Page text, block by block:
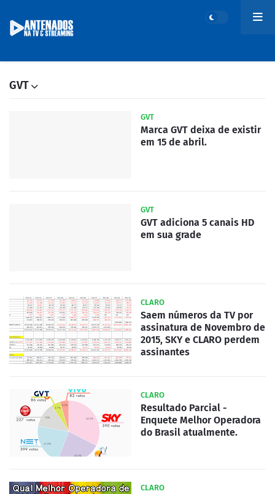
GVT
GVT
Marca GVT deixa de existir
em 15 de abril.
GVT
GVT adiciona 5 canais HD
em sua grade
CLARO
Saem números da TV por
assinatura de Novembro de
2015, SKY e CLARO perdem
assinantes
CLARO
Resultado Parcial -
Enquete Melhor Operadora
do Brasil atualmente.
CLARO